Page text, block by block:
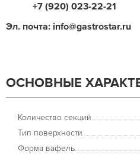
+7 (920) 023-22-21
Эл. почта: info@gastrostar.ru
ОСНОВНЫЕ
Количество секций
Тип поверхности
Форма вафель